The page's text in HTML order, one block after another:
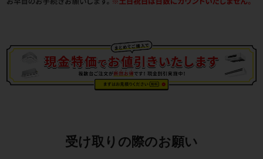
受け取りの際のお願い